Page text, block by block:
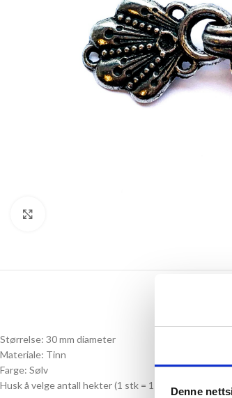
Denne
Størrelse: 30 mm diameter
Materiale: Tinn
Farge: Sølv
Husk å velge antall hekter (1 stk = 1 par)